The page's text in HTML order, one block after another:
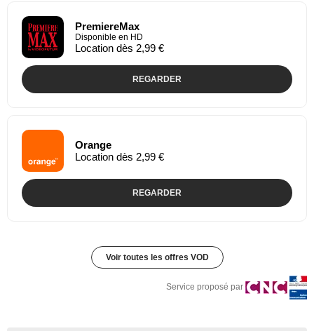
PremiereMax
Disponible en HD
Location dès 2,99 €
REGARDER
Orange
Location dès 2,99 €
REGARDER
Voir toutes les offres VOD
Service proposé par